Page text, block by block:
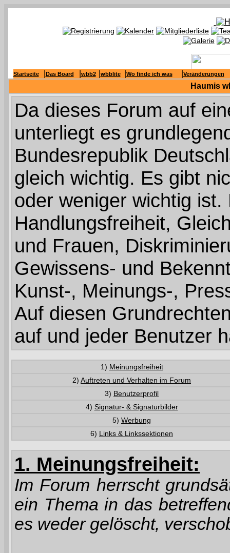
Startseite Das Board wbb2 wbblite Wo finde ich was Veränderungen
Haumis
Da dieses Forum auf
unterliegt es
Bundesrepublik
gleich wichtig. Es gibt
oder weniger wichtig
Handlungsfreiheit,
und Frauen,
Gewissens- und
Kunst-, Meinungs-,
Auf diesen
auf und jeder Benutzer
1) Meinungsfreiheit
2) Auftreten und Verhalten im Forum
3) Benutzerprofil
4) Signatur- & Signaturbilder
5) Werbung
6) Links & Linkssektionen
1. Meinungsfreiheit:
Im Forum herrscht
ein Thema in das
es weder gelöscht,